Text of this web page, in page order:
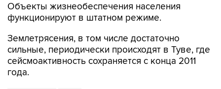
Объекты жизнеобеспечения населения
функционируют в штатном режиме.
Землетрясения, в том числе достаточно
сильные, периодически происходят в Туве, где
сейсмоактивность сохраняется с конца 2011
года.